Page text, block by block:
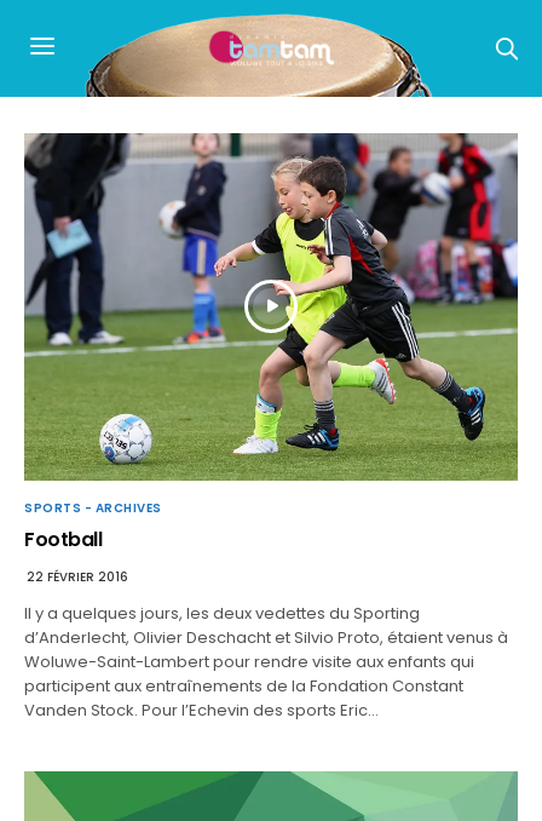
SPORTS - ARCHIVES
Football
22 FÉVRIER 2016
Il y a quelques jours, les deux vedettes du Sporting
d’Anderlecht, Olivier Deschacht et Silvio Proto, étaient venus à
Woluwe-Saint-Lambert pour rendre visite aux enfants qui
participent aux entraînements de la Fondation Constant
Vanden Stock. Pour l’Echevin des sports Eric…